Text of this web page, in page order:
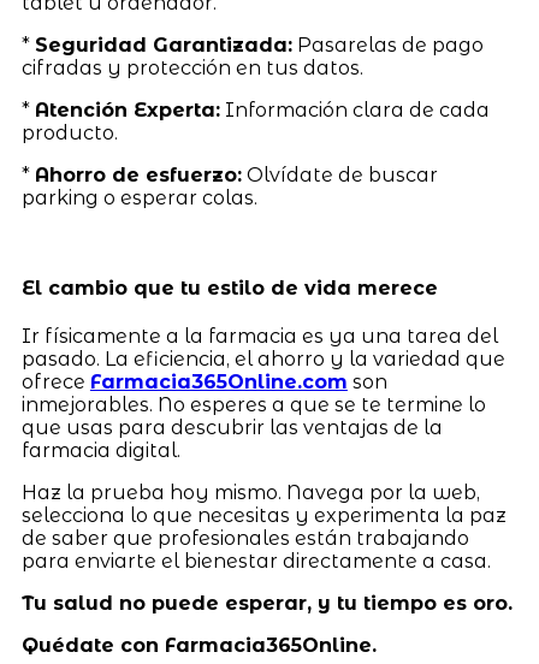
* Seguridad Garantizada:Pasarelas de pago
cifradas y protección en tus datos.
* Atención Experta:Información clara de cada
producto.
* Ahorro de esfuerzo:Olvídate de buscar
parking o esperar colas.
El cambio que tu estilo de vida merece
Ir físicamente a la farmacia es ya una tarea del
pasado. La eficiencia, el ahorro y la variedad que
ofrece Farmacia365Online.com son
inmejorables. No esperes a que se te termine lo
que usas para descubrir las ventajas de la
farmacia digital.
Haz la prueba hoy mismo. Navega por la web,
selecciona lo que necesitas y experimenta la paz
de saber que profesionales están trabajando
para enviarte el bienestar directamente a casa.
Tu salud no puede esperar, y tu tiempo es oro.
Quédate con Farmacia365Online.